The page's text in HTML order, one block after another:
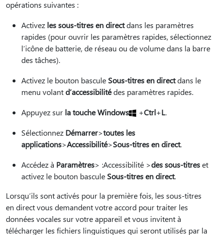
opérations suivantes :
Activez les sous-titres en directdans les paramètres
rapides (pour ouvrir les paramètres rapides, sélectionnez
l’icône de batterie, de réseau ou de volume dans la barre
des tâches).
Activez le bouton bascule Sous-titres en directdans le
menu volantd’accessibilitédes paramètres rapides.
Appuyez sur la touche Windows +Ctrl+L.
Sélectionnez Démarrer>toutes les
applications>Accessibilité>Sous-titres en direct.
Accédez à Paramètres> :Accessibilité >des sous-titreset
activez le bouton bascule Sous-titres en direct.
Lorsqu’ils sont activés pour la première fois, les sous-titres
en direct vous demandent votre accord pour traiter les
données vocales sur votre appareil et vous invitent à
télécharger les fichiers linguistiques qui seront utilisés par la